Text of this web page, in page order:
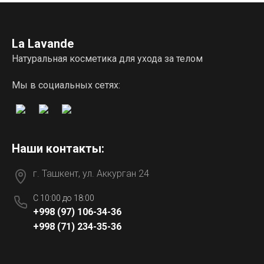
La Lavande
Натуральная косметика для ухода за телом
Мы в социальных сетях:
Наши контакты:
г. Ташкент, ул. Аккурган 24
C 10:00 до 18:00
+998 (97) 106-34-36
+998 (71) 234-35-36